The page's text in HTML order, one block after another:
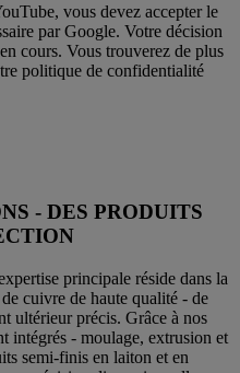
vous devez accepter le
par Google. Votre décision
cours. Vous trouverez de plus
politique de confidentialité
- DES PRODUITS
principale réside dans la
cuivre de haute qualité - de
ultérieur précis. Grâce à nos
intégrés - moulage, extrusion et
semi-finis en laiton et en